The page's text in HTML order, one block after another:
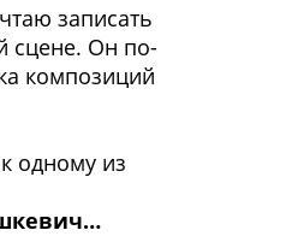
записать
сцене. Он по-
композиций
одному из